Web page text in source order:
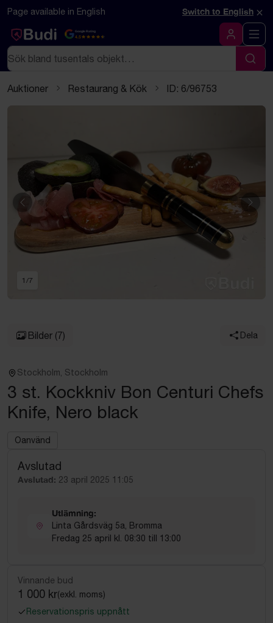
Hoppa till innehåll
Textbaserad (markdown) version av denna sida
Page available in English Switch to English ×
Google Rating
4.5
Logga in
Sök
Sök
Auktioner Restaurang & Kök ID: 6/96753
Föregående
1 /7
Bilder (7) Dela
Stockholm, Stockholm
3 st. Kockkniv Bon Centuri Chefs
Knife, Nero black
Oanvänd
Avslutad
Avslutad: 23 april 2025 11:05
Utlämning:
Linta Gårdsväg 5a, Bromma
Fredag 25 april kl. 08:30 till 13:00
Vinnande bud
1 000 kr(exkl. moms)
Reservationspris uppnått